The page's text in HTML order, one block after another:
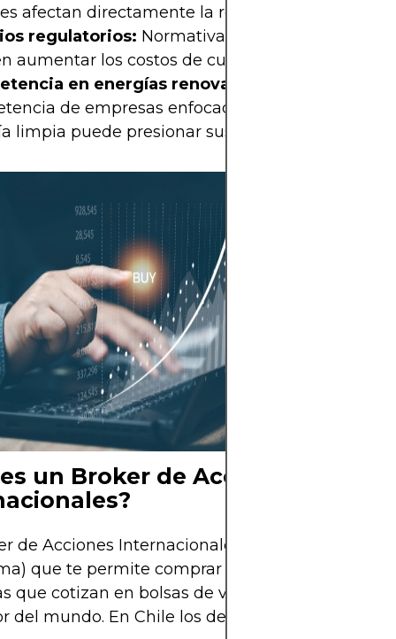
afectan directamente la rentabilidad.
regulatorios: Normativas ambientales más
aumentar los costos de cumplimiento.
en energías renovables:
de empresas enfocadas exclusivamente
limpia puede presionar sus márgenes.
un Broker de Acciones
de Acciones Internacionales es la entidad (o
que te permite comprar y vender acciones de
que cotizan en bolsas de valores de distintos
del mundo. En Chile los denominamos